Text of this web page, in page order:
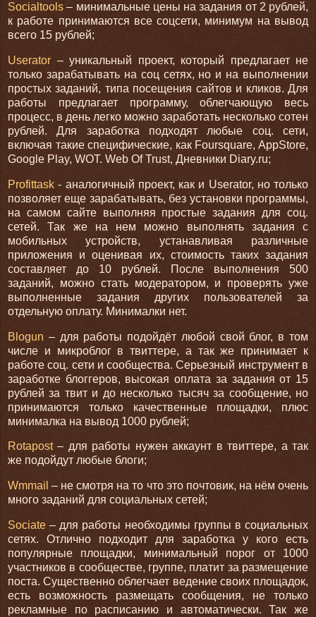
Socialtools – минимальные цены на задания от 2 рублей,
к работе принимаются все соцсети, минимум на вывод
всего 15 рублей;
Userator – уникальный проект, который предлагает не
только зарабатывать на соц сетях, но и на выполнении
простых заданий, типа посещения сайтов и кликов. Для
работы предлагает программу, облегчающую весь
процесс, в день легко можно заработать несколько сотен
рублей. Для заработка подходят любые соц. сети,
включая такие специфические, как Foursquare, AppStore,
Google Play, WOT. Web Of Trust, Дневники Diary.ru;
Profittask - аналогичный проект, как и Userator, но только
позволяет еще зарабатывать, без установки программы,
на самом сайте выполняя простые задания для соц.
сетей. Так же на нем можно выполнять задания с
мобильных устройств, устанавливая различные
приложения и оценивая их, стоимость таких задания
составляет до 10 рублей. После выполнения 500
заданий, можно стать модератором, и проверять уже
выполненные задания других пользователей за
отдельную оплату. Минималки нет.
Blogun – для работы подойдёт любой свой блог, в том
числе и микроблог в твиттере, а так же принимает к
работе соц. сети и сообщества. Серьезный инструмент в
заработке блоггеров, высокая оплата за задания от 15
рублей за твит и до несколько тысяч за сообщение, но
принимаются только качественные площадки, плюс
минималка на вывод 1000 рублей;
Rotapost– для работы нужен аккаунт в твиттере, а так
же подойдут любые блоги;
Wmmail – не смотря на то что это почтовик, на нём очень
много заданий для социальных сетей;
Sociate – для работы необходимы группы в социальных
сетях. Отлично подходит для заработка у кого есть
популярные площадки, минимальный порог от 1000
участников в сообществе, группе, платит за размещение
поста. Существенно облегчает ведение своих площадок,
есть возможность размещать сообщения, не только
рекламные по расписанию и автоматически. Так же